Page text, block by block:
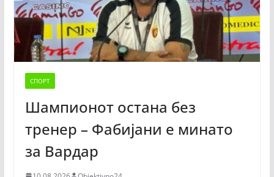
СПОРТ
Шампионот остана без
тренер – Фабијани е минато
за Вардар